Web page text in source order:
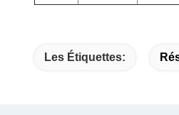
Les Étiquettes: